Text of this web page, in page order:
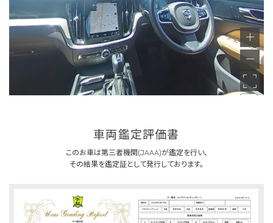
車両鑑定評価書
このお車は第三者機関(JAAA)が鑑定を行い、
その結果を鑑定証として発行しております。